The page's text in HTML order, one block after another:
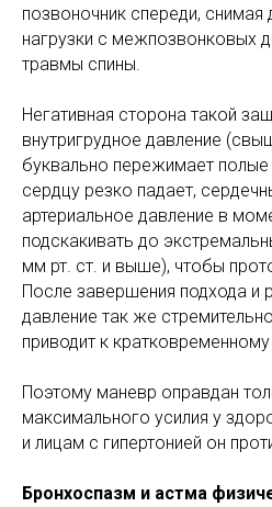
позвоночник спереди,
нагрузки с межпозвонковых
травмы спины.
Негативная сторона такой
внутригрудное давление
буквально пережимает
сердцу резко падает,
артериальное давление в
подскакивать до
мм рт. ст. и выше), чтобы
После завершения подхода и
давление так же
приводит к
Поэтому маневр оправдан
максимального усилия у
и лицам с гипертонией он
Бронхоспазм и астма